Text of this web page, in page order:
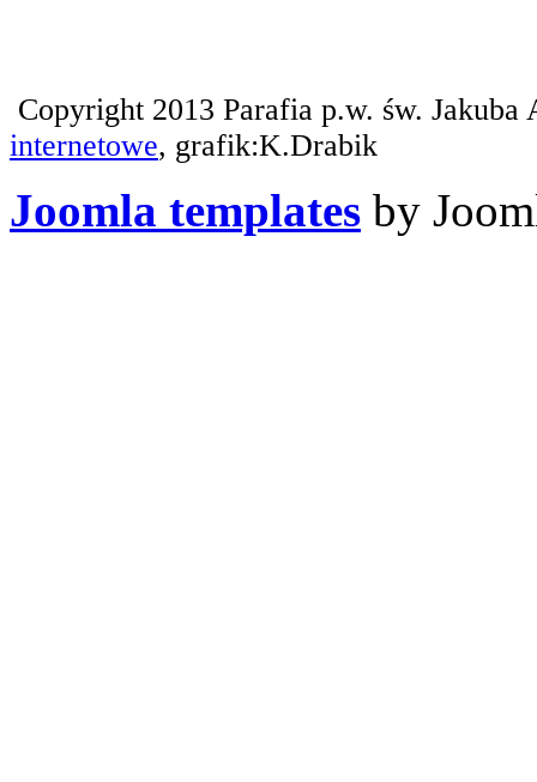
Copyright 2013 Parafia p.w. św.
internetowe, grafik:K.Drabik
Joomla templates by